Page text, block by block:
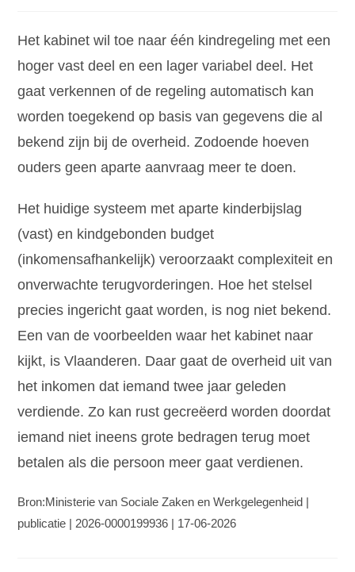
Het kabinet wil toe naar één kindregeling met een
hoger vast deel en een lager variabel deel. Het
gaat verkennen of de regeling automatisch kan
worden toegekend op basis van gegevens die al
bekend zijn bij de overheid. Zodoende hoeven
ouders geen aparte aanvraag meer te doen.
Het huidige systeem met aparte kinderbijslag
(vast) en kindgebonden budget
(inkomensafhankelijk) veroorzaakt complexiteit en
onverwachte terugvorderingen. Hoe het stelsel
precies ingericht gaat worden, is nog niet bekend.
Een van de voorbeelden waar het kabinet naar
kijkt, is Vlaanderen. Daar gaat de overheid uit van
het inkomen dat iemand twee jaar geleden
verdiende. Zo kan rust gecreëerd worden doordat
iemand niet ineens grote bedragen terug moet
betalen als die persoon meer gaat verdienen.
Bron:Ministerie van Sociale Zaken en Werkgelegenheid |
publicatie | 2026-0000199936 | 17-06-2026